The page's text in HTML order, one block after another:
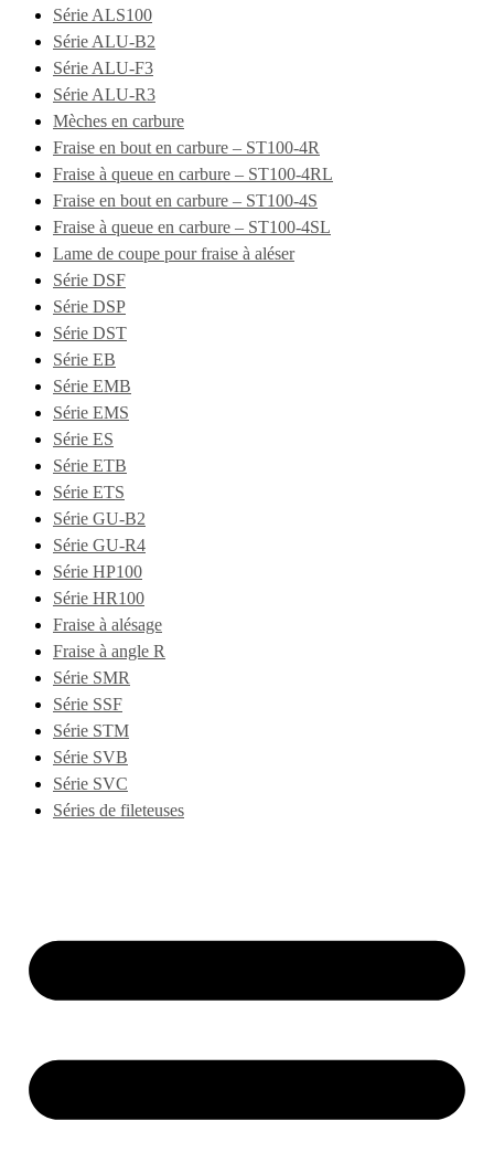
Série ALS100
Série ALU-B2
Série ALU-F3
Série ALU-R3
Mèches en carbure
Fraise en bout en carbure – ST100-4R
Fraise à queue en carbure – ST100-4RL
Fraise en bout en carbure – ST100-4S
Fraise à queue en carbure – ST100-4SL
Lame de coupe pour fraise à aléser
Série DSF
Série DSP
Série DST
Série EB
Série EMB
Série EMS
Série ES
Série ETB
Série ETS
Série GU-B2
Série GU-R4
Série HP100
Série HR100
Fraise à alésage
Fraise à angle R
Série SMR
Série SSF
Série STM
Série SVB
Série SVC
Séries de fileteuses